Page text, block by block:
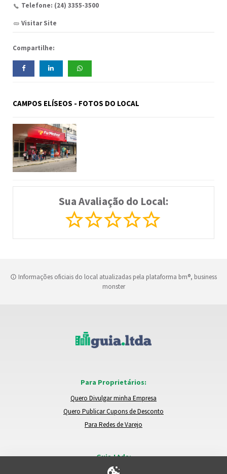
Telefone: (24) 3355-3500
Visitar Site
Compartilhe:
CAMPOS ELÍSEOS - FOTOS DO LOCAL
Sua Avaliação do Local:
Informações oficiais do local atualizadas pela plataforma bm®, business
monster
Para Proprietários:
Quero Divulgar minha Empresa
Quero Publicar Cupons de Desconto
Para Redes de Varejo
Guia.Ltda: